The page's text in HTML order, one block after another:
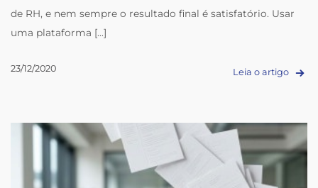
de RH, e nem sempre o resultado final é satisfatório. Usar
uma plataforma [...]
23/12/2020 Leia o artigo